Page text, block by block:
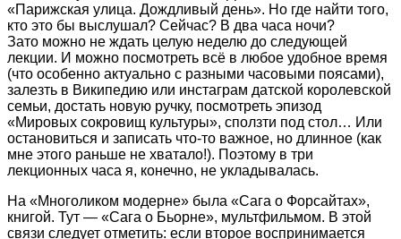
«Парижская улица. Дождливый день». Но где найти того,
кто это бы выслушал? Сейчас? В два часа ночи?
Зато можно не ждать целую неделю до следующей
лекции. И можно посмотреть всё в любое удобное время
(что особенно актуально с разными часовыми поясами),
залезть в Википедию или инстаграм датской королевской
семьи, достать новую ручку, посмотреть эпизод
«Мировых сокровищ культуры», сползти под стол… Или
остановиться и записать что-то важное, но длинное (как
мне этого раньше не хватало!). Поэтому в три
лекционных часа я, конечно, не укладывалась.
На «Многоликом модерне» была «Сага о Форсайтах»,
книгой. Тут — «Сага о Бьорне», мультфильмом. В этой
связи следует отметить: если второе воспринимается